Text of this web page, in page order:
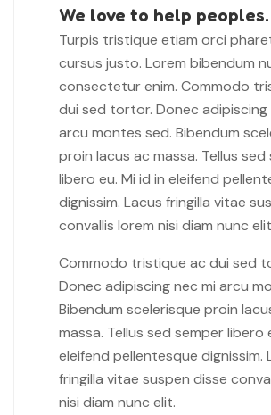
We love to help peoples.
Turpis tristique etiam orci
cursus justo. Lorem bibendum
consectetur enim. Commodo
dui sed tortor. Donec adipiscing
arcu montes sed. Bibendum
proin lacus ac massa. Tellus sed
libero eu. Mi id in eleifend
dignissim. Lacus fringilla vitae
convallis lorem nisi diam nunc
Commodo tristique ac dui sed
Donec adipiscing nec mi arcu
Bibendum scelerisque proin
massa. Tellus sed semper libero
eleifend pellentesque dignissim.
fringilla vitae suspen disse
nisi diam nunc elit.